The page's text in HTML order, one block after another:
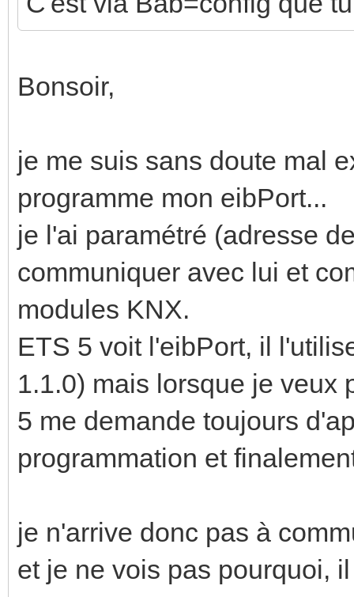
Bonsoir,
je me suis sans doute mal
programme mon eibPort...
je l'ai paramétré (adresse
communiquer avec lui et
modules KNX.
ETS 5 voit l'eibPort, il
1.1.0) mais lorsque je veux
5 me demande toujours
programmation et
je n'arrive donc pas à
et je ne vois pas pourquoi,